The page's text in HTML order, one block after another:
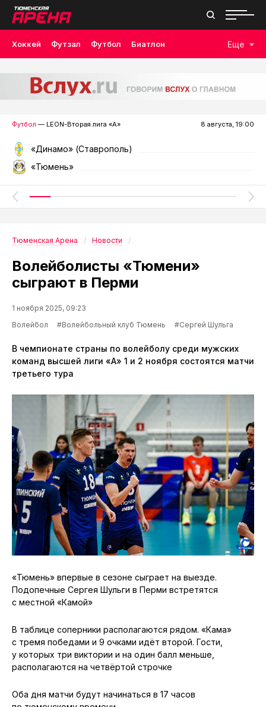
Хоккей Футзал Футбол Биатлон Еще
Футбол — LEON-Вторая лига «А» 8 августа, 19:00
«Динамо» (Ставрополь)
«Тюмень»
Тюменская Арена Новости
Волейболисты «Тюмени»
сыграют в Перми
1 ноября 2025, 09:23
Волейбол
#Волейбольный клуб Тюмень #Сергей Шульга
В чемпионате страны по волейболу среди мужских
команд высшей лиги «А» 1 и 2 ноября состоятся матчи
третьего тура
«Тюмень» впервые в сезоне сыграет на выезде.
Подопечные Сергея Шульги в Перми встретятся
с местной «Камой»
В таблице соперники располагаются рядом. «Кама»
с тремя победами и 9 очками идёт второй. Гости,
у которых три виктории и на один балл меньше,
располагаются на четвёртой строчке
Оба дня матчи будут начинаться в 17 часов